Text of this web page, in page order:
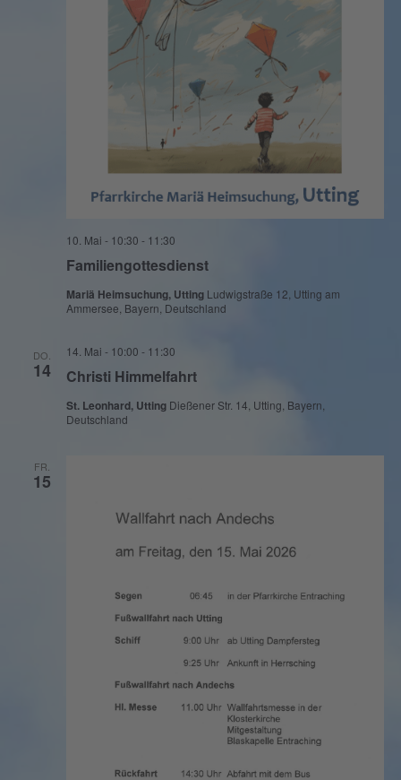
Familiengottesdienst
10. Mai - 10:30 - 11:30
Mariä Heimsuchung, Utting Ludwigstraße 12, Utting am
Ammersee, Bayern, Deutschland
DO.
14 Christi Himmelfahrt
14. Mai - 10:00 - 11:30
St. Leonhard, Utting Dießener Str. 14, Utting, Bayern,
Deutschland
FR.
15